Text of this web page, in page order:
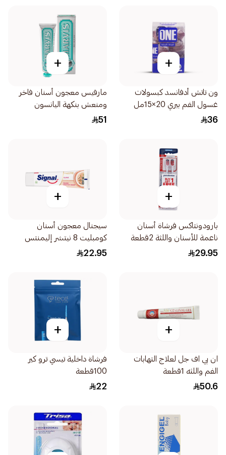
+
ون تاتش أدفانسد كبسولات
غسول الفم بيري 20×15مل
36
+
مارفيس معجون أسنان فاخر
ومنعش بنكهة اليانسون
والنعناع الحار 85مل
51
+
بارودونتاكس فرشاة أسنان
ناعمة للأسنان واللثة 2قطعة
29.95
+
سيجنال معجون أسنان
كومبليت 8 نيتشر إليمنتس
بالقرنفل 75مل
22.95
+
ان بي اف جل لعلاج التهابات
الفم واللثه 1قطعة
50.6
+
فرشاة داخلية تيسي ترو كير
100قطعة
22